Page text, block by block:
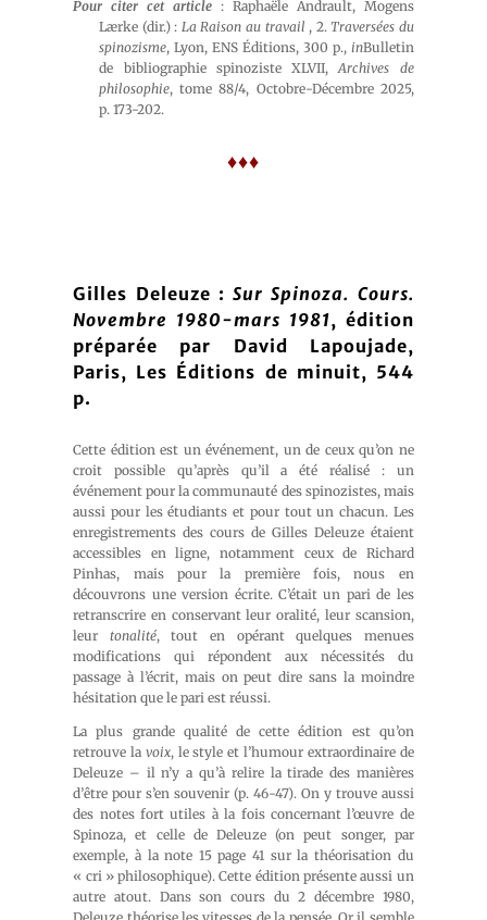
Pour citer cet article : Raphaële Andrault, Mogens
Lærke (dir.) : La Raison au travail, 2.Traversées du
spinozisme, Lyon, ENS Éditions, 300 p., inBulletin
de bibliographie spinoziste XLVII,Archives de
philosophie, tome 88/4, Octobre-Décembre 2025,
p. 173-202.
♦♦♦
Gilles Deleuze :Sur Spinoza. Cours.
Novembre 1980-mars 1981, édition
préparée par David Lapoujade,
Paris, Les Éditions de minuit, 544
p.
Cette édition est un événement, un de ceux qu’on ne
croit possible qu’après qu’il a été réalisé : un
événement pour la communauté des spinozistes, mais
aussi pour les étudiants et pour tout un chacun. Les
enregistrements des cours de Gilles Deleuze étaient
accessibles en ligne, notamment ceux de Richard
Pinhas, mais pour la première fois, nous en
découvrons une version écrite. C’était un pari de les
retranscrire en conservant leur oralité, leur scansion,
leur tonalité, tout en opérant quelques menues
modifications qui répondent aux nécessités du
passage à l’écrit, mais on peut dire sans la moindre
hésitation que le pari est réussi.
La plus grande qualité de cette édition est qu’on
retrouve la voix, le style et l’humour extraordinaire de
Deleuze – il n’y a qu’à relire la tirade des manières
d’être pour s’en souvenir (p. 46-47). On y trouve aussi
des notes fort utiles à la fois concernant l’œuvre de
Spinoza, et celle de Deleuze (on peut songer, par
exemple, à la note 15 page 41 sur la théorisation du
« cri » philosophique). Cette édition présente aussi un
autre atout. Dans son cours du 2 décembre 1980,